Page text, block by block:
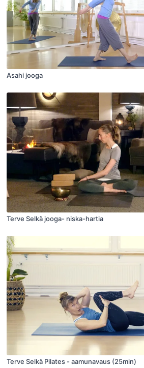
Asahi jooga
Terve Selkä jooga- niska-hartia
Terve Selkä Pilates - aamunavaus (25min)